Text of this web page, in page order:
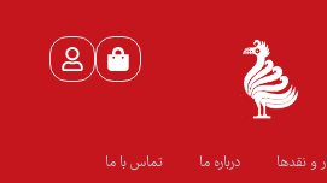
و نقدها درباره ما تماس با ما